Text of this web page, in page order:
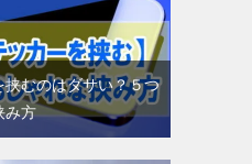
むのはダサい？５つ
み方